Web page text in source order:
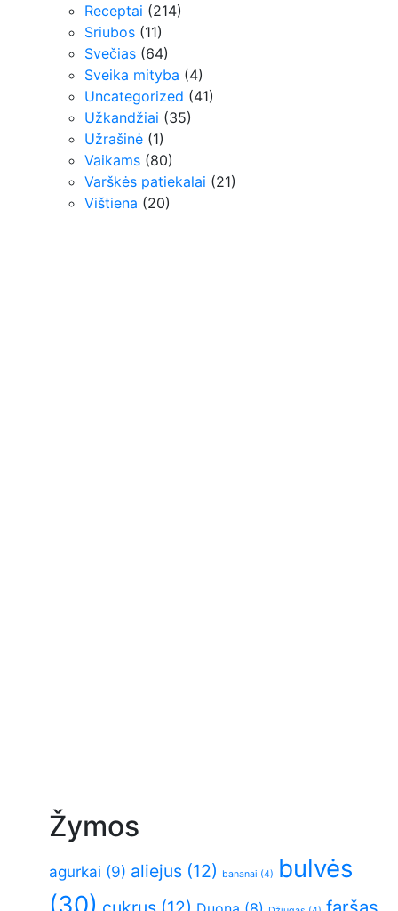
Receptai (214)
Sriubos (11)
Svečias (64)
Sveika mityba (4)
Uncategorized (41)
Užkandžiai (35)
Užrašinė (1)
Vaikams (80)
Varškės patiekalai (21)
Vištiena (20)
Žymos
agurkai (9) aliejus (12) bananai (4)
bulvės
(30)